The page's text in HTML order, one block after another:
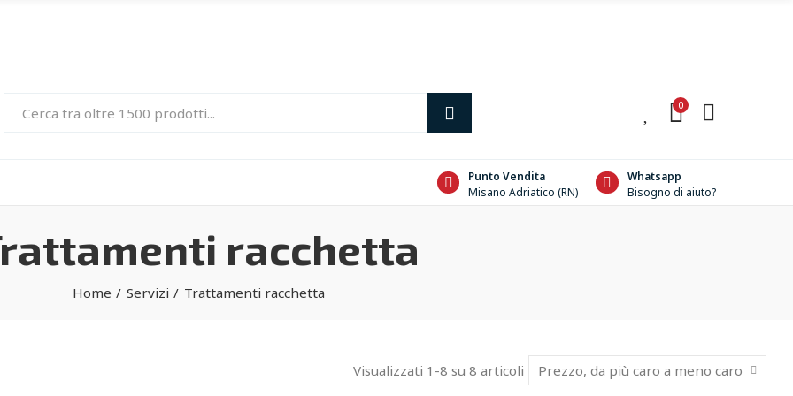
0
Punto Vendita
Misano Adriatico (RN)
Whatsapp
Bisogno di aiuto?
racchetta
Home Servizi Trattamenti racchetta
Visualizzati 1-8 su 8 articoli Prezzo, da più caro a meno caro